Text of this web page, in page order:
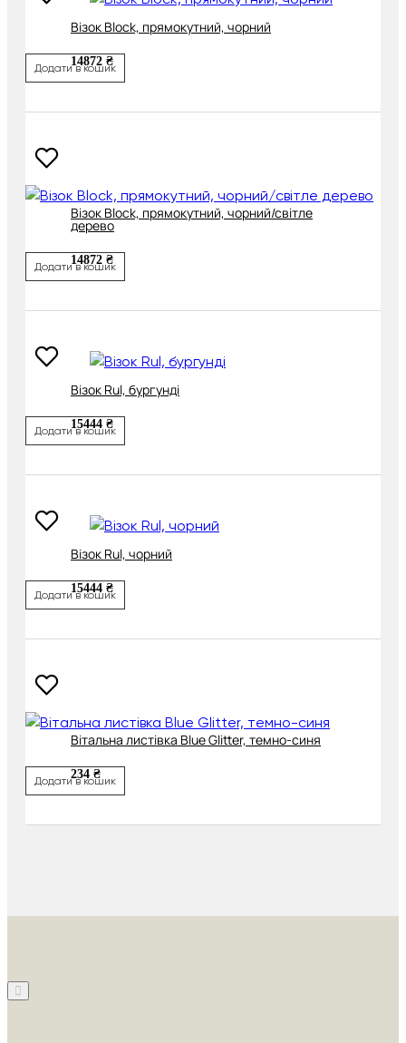
Візок Block, прямокутний, чорний
14872 ₴
Додати в кошик
Візок Block, прямокутний, чорний/світле
дерево
14872 ₴
Додати в кошик
Візок Rul, бургунді
15444 ₴
Додати в кошик
Візок Rul, чорний
15444 ₴
Додати в кошик
Вітальна листівка Blue Glitter, темно-синя
234 ₴
Додати в кошик